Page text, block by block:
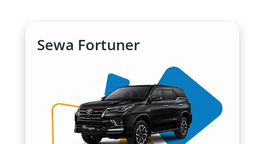
mobil Fortuner di Malang:
1. Tangguh di Segala Medan, Cocok
untuk Perjalanan Wisata
Toyota Fortuner memiliki mesin bertenaga,
Sewa Fortuner